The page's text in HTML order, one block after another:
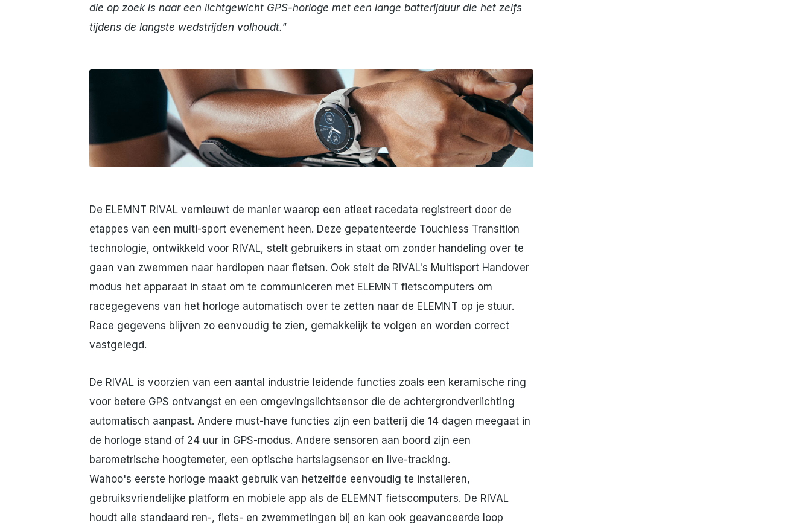
die op zoek is naar een lichtgewicht GPS-horloge met een lange batterijduur die het zelfs
tijdens de langste wedstrijden volhoudt."
De ELEMNT RIVAL vernieuwt de manier waarop een atleet racedata registreert door de
etappes van een multi-sport evenement heen. Deze gepatenteerde Touchless Transition
technologie, ontwikkeld voor RIVAL, stelt gebruikers in staat om zonder handeling over te
gaan van zwemmen naar hardlopen naar fietsen. Ook stelt de RIVAL's Multisport Handover
modus het apparaat in staat om te communiceren met ELEMNT fietscomputers om
racegegevens van het horloge automatisch over te zetten naar de ELEMNT op je stuur.
Race gegevens blijven zo eenvoudig te zien, gemakkelijk te volgen en worden correct
vastgelegd.
De RIVAL is voorzien van een aantal industrie leidende functies zoals een keramische ring
voor betere GPS ontvangst en een omgevingslichtsensor die de achtergrondverlichting
automatisch aanpast. Andere must-have functies zijn een batterij die 14 dagen meegaat in
de horloge stand of 24 uur in GPS-modus. Andere sensoren aan boord zijn een
barometrische hoogtemeter, een optische hartslagsensor en live-tracking.
Wahoo's eerste horloge maakt gebruik van hetzelfde eenvoudig te installeren,
gebruiksvriendelijke platform en mobiele app als de ELEMNT fietscomputers. De RIVAL
houdt alle standaard ren-, fiets- en zwemmetingen bij en kan ook geavanceerde loop